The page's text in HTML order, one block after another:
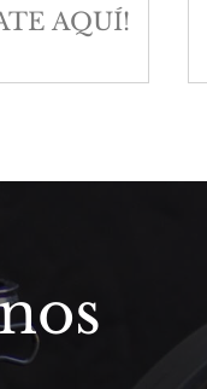
AQUÍ!